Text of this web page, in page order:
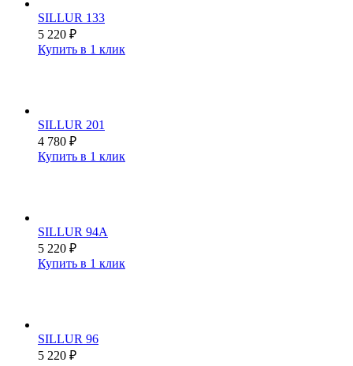
SILLUR 133
5 220 ₽
Купить в 1 клик
SILLUR 201
4 780 ₽
Купить в 1 клик
SILLUR 94A
5 220 ₽
Купить в 1 клик
SILLUR 96
5 220 ₽